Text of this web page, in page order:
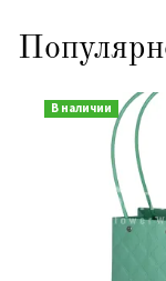
В наличии